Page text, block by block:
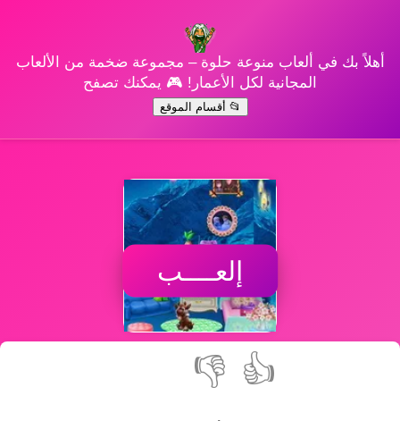
أهلاً بك في ألعاب منوعة حلوة – مجموعة ضخمة من الألعاب
المجانية لكل الأعمار! 🎮 يمكنك تصفح
📂 أقسام الموقع
إلعــــب
👍
👎